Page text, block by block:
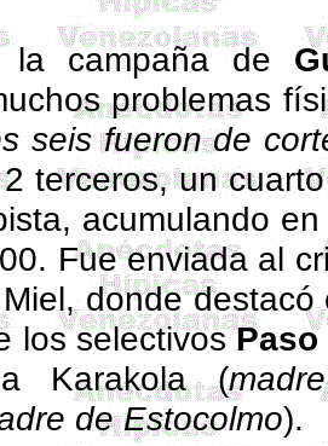
la campaña de
problemas
seis fueron de
terceros, un
acumulando
Fue enviada al
donde destacó
los selectivos
Karakola(
de Estocolmo).